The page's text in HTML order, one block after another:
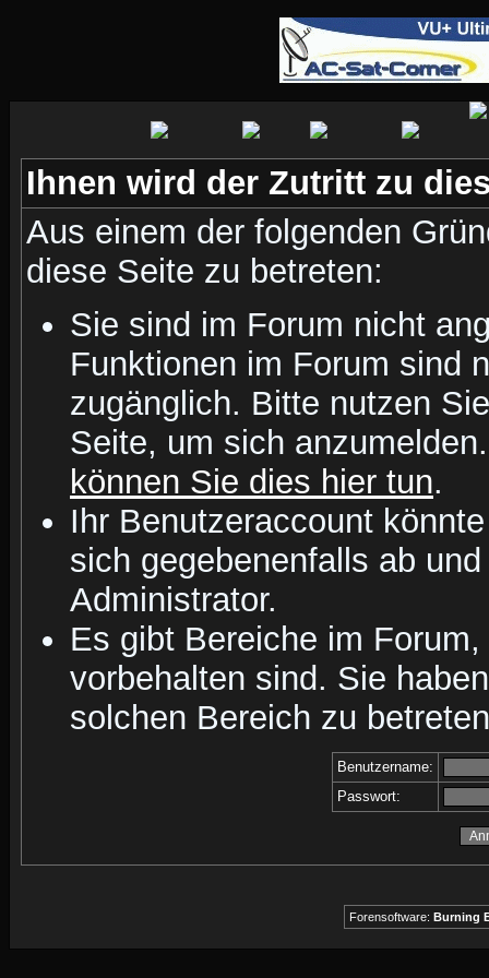
Ihnen wird der Zutritt zu
Aus einem der folgenden
diese Seite zu betreten:
Sie sind im Forum nicht
Funktionen im Forum sind
zugänglich. Bitte nutzen
Seite, um sich
können Sie dies hier tun.
Ihr Benutzeraccount
sich gegebenenfalls ab
Administrator.
Es gibt Bereiche im
vorbehalten sind. Sie
solchen Bereich zu
Benutzername:
Passwort:
Forensoftware: Burning